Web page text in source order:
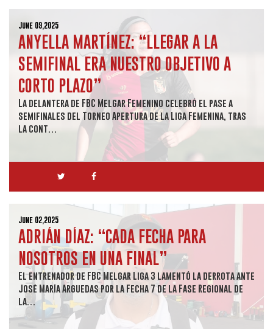
June 09,2025
ANYELLA MARTÍNEZ: “LLEGAR A LA
SEMIFINAL ERA NUESTRO OBJETIVO A
CORTO PLAZO”
La delantera de FBC Melgar Femenino celebró el pase a
semifinales del Torneo Apertura de la Liga Femenina, tras
la cont…
June 02,2025
ADRIÁN DÍAZ: “CADA FECHA PARA
NOSOTROS EN UNA FINAL”
El entrenador de FBC Melgar Liga 3 lamentó la derrota ante
José María Arguedas por la Fecha 7 de la Fase Regional de
la…